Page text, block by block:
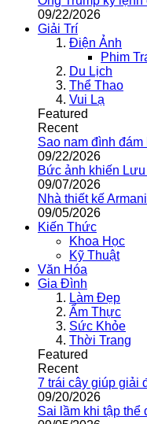
09/22/2026
Giải Trí
Điện Ảnh
Phim
Du Lịch
Thể Thao
Vui Lạ
Featured
Recent
Sao nam đình đám
09/22/2026
Bức ảnh khiến Lưu
09/07/2026
Nhà thiết kế
09/05/2026
Kiến Thức
Khoa Học
Kỹ Thuật
Văn Hóa
Gia Đình
Làm Đẹp
Ẩm Thực
Sức Khỏe
Thời Trang
Featured
Recent
7 trái cây giúp giải
09/20/2026
Sai lầm khi tập thể